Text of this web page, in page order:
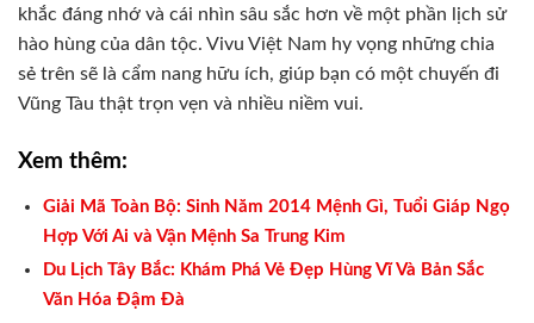
khắc đáng nhớ và cái nhìn sâu sắc hơn về một phần lịch sử
hào hùng của dân tộc. Vivu Việt Nam hy vọng những chia
sẻ trên sẽ là cẩm nang hữu ích, giúp bạn có một chuyến đi
Vũng Tàu thật trọn vẹn và nhiều niềm vui.
Xem thêm:
Giải Mã Toàn Bộ: Sinh Năm 2014 Mệnh Gì, Tuổi Giáp Ngọ
Hợp Với Ai và Vận Mệnh Sa Trung Kim
Du Lịch Tây Bắc: Khám Phá Vẻ Đẹp Hùng Vĩ Và Bản Sắc
Văn Hóa Đậm Đà